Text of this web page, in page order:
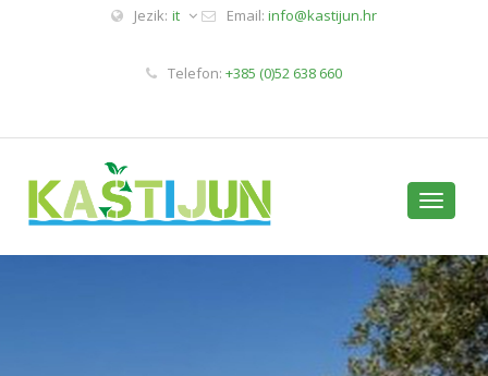
Jezik: it Email: info@kastijun.hr
Telefon: +385 (0)52 638 660
Toggle